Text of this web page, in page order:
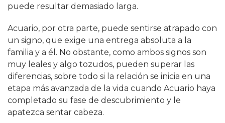
puede resultar demasiado larga.
Acuario, por otra parte, puede sentirse atrapado con
un signo, que exige una entrega absoluta a la
familia y a él. No obstante, como ambos signos son
muy leales y algo tozudos, pueden superar las
diferencias, sobre todo si la relación se inicia en una
etapa más avanzada de la vida cuando Acuario haya
completado su fase de descubrimiento y le
apatezca sentar cabeza.